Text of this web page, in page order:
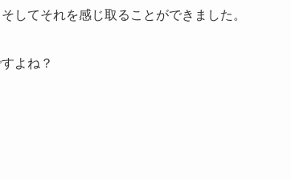
してそれを感じ取ることができました。
よね？